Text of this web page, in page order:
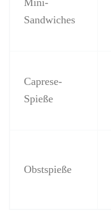
Sandwiches
Caprese-
Spieße
Obstspieße